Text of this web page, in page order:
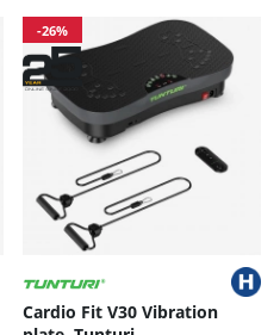
-26%
Cardio Fit V30 Vibration